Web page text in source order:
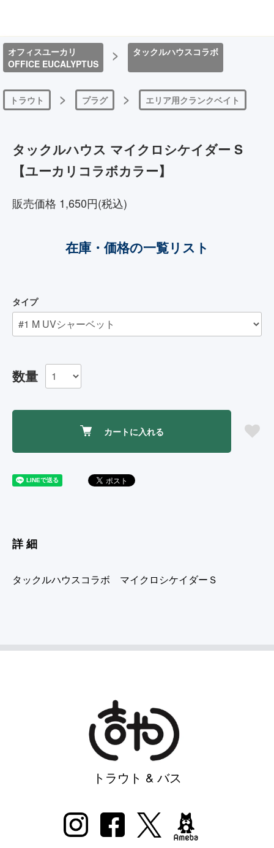
オフィスユーカリ
OFFICE EUCALYPTUS
> タックルハウスコラボ
トラウト > プラグ > エリア用クランクベイト
タックルハウス マイクロシケイダー S
【ユーカリコラボカラー】
販売価格 1,650円(税込)
在庫・価格の一覧リスト
タイプ
数量
カートに入れる
詳細
タックルハウスコラボ マイクロシケイダーＳ
トラウト & バス